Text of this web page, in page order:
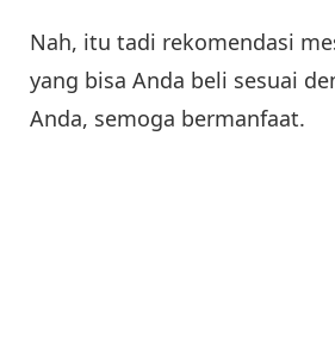
Nah, itu tadi rekomendasi
yang bisa Anda beli sesuai
Anda, semoga bermanfaat.